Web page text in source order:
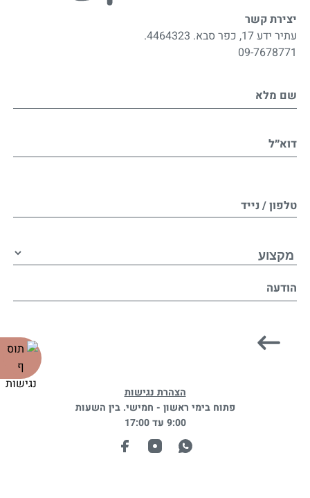
יצירת קשר
עתיר ידע 17, כפר סבא. 4464323.
09-7678771
שם מלא
דוא״ל
טלפון / נייד
הודעה
הצהרת נגישות
פתוח בימי ראשון - חמישי. בין השעות
9:00 עד 17:00